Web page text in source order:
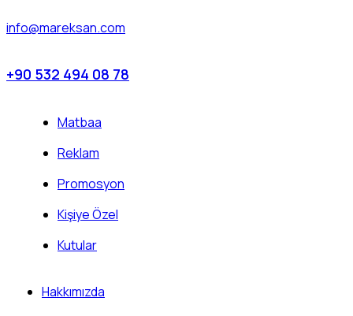
info@mareksan.com
+90 532 494 08 78
Matbaa
Reklam
Promosyon
Kişiye Özel
Kutular
Hakkımızda